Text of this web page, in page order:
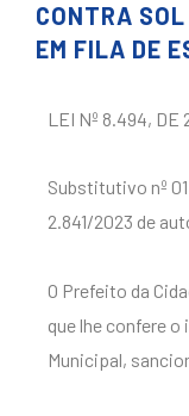
CONTRA
EM FILA DE
LEI Nº 8.494, DE
Substitutivo nº
2.841/2023 de
O Prefeito da
que lhe confere o
Municipal,